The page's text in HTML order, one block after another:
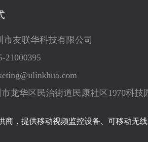
市友联华科技有限公司
21000395
龙华区民治街道民康社区1970科技
，提供移动视频监控设备、可移动无